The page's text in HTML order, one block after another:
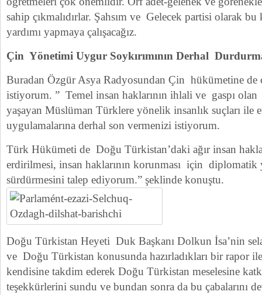
sahip çıkmalıdırlar. Şahsım ve Gelecek partisi olarak
yardımı yapmaya çalışacağız.
Çin Yönetimi Uygur Soykırımının Derhal
Buradan Özgür Asya Radyosundan Çin hükümetine de
istiyorum. ” Temel insan haklarının ihlali ve gaspı
yaşayan Müslüman Türklere yönelik insanlık suçları ile
uygulamalarına derhal son vermenizi istiyorum.
Türk Hükümeti de Doğu Türkistan’daki ağır insan
erdirilmesi, insan haklarının korunması için
sürdürmesini talep ediyorum.” şeklinde konuştu.
Doğu Türkistan Heyeti Duk Başkanı Dolkun İsa’nin
ve Doğu Türkistan konusunda hazırladıkları bir rapor
kendisine takdim ederek Doğu Türkistan meselesine
teşekkürlerini sundu ve bundan sonra da bu çabalarını